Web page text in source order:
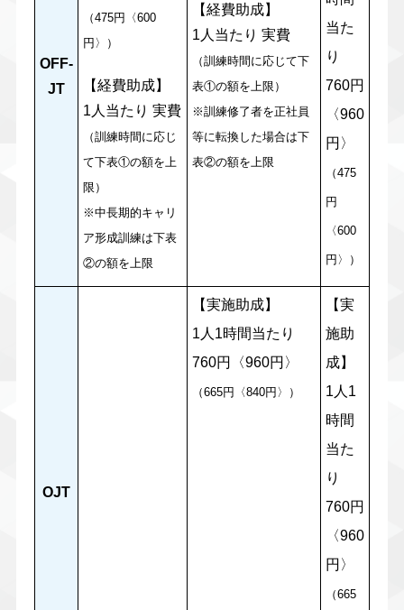
OFF-
JT
（475円〈600
円〉）
【経費助成】
1人当たり 実費
（訓練時間に応じ
て下表①の額を上
限）
※中長期的キャリ
ア形成訓練は下表
②の額を上限
【経費助成】
1人当たり 実費
（訓練時間に応じて下
表①の額を上限）
※訓練修了者を正社員
等に転換した場合は下
表②の額を上限
当た
り
760円
〈960
円〉
（475
円
〈600
円〉）
OJT
【実施助成】
1人1時間当たり
760円〈960円〉
（665円〈840円〉）
【実
施助
成】
1人1
時間
当た
り
760円
〈960
円〉
（665